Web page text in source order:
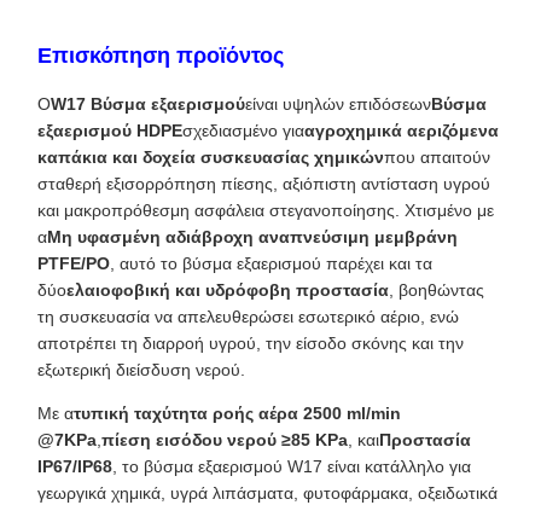
Επισκόπηση προϊόντος
ΟW17 Βύσμα εξαερισμούείναι υψηλών επιδόσεωνΒύσμα
εξαερισμού HDPEσχεδιασμένο γιααγροχημικά αεριζόμενα
καπάκια και δοχεία συσκευασίας χημικώνπου απαιτούν
σταθερή εξισορρόπηση πίεσης, αξιόπιστη αντίσταση υγρού
και μακροπρόθεσμη ασφάλεια στεγανοποίησης. Χτισμένο με
αΜη υφασμένη αδιάβροχη αναπνεύσιμη μεμβράνη
PTFE/PO, αυτό το βύσμα εξαερισμού παρέχει και τα
δύοελαιοφοβική και υδρόφοβη προστασία, βοηθώντας
τη συσκευασία να απελευθερώσει εσωτερικό αέριο, ενώ
αποτρέπει τη διαρροή υγρού, την είσοδο σκόνης και την
εξωτερική διείσδυση νερού.
Με ατυπική ταχύτητα ροής αέρα 2500 ml/min
@7KPa,πίεση εισόδου νερού ≥85 KPa, καιΠροστασία
IP67/IP68, το βύσμα εξαερισμού W17 είναι κατάλληλο για
γεωργικά χημικά, υγρά λιπάσματα, φυτοφάρμακα, οξειδωτικά